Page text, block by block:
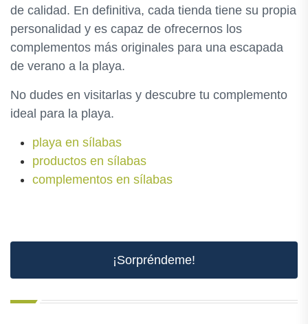
de calidad. En definitiva, cada tienda tiene su propia
personalidad y es capaz de ofrecernos los
complementos más originales para una escapada
de verano a la playa.
No dudes en visitarlas y descubre tu complemento
ideal para la playa.
playa en sílabas
productos en sílabas
complementos en sílabas
¡Sorpréndeme!